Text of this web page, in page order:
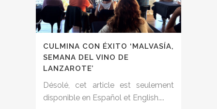
CULMINA CON ÉXITO ‘MALVASÍA,
SEMANA DEL VINO DE
LANZAROTE’
Désolé, cet article est seulement
disponible en Español et English....